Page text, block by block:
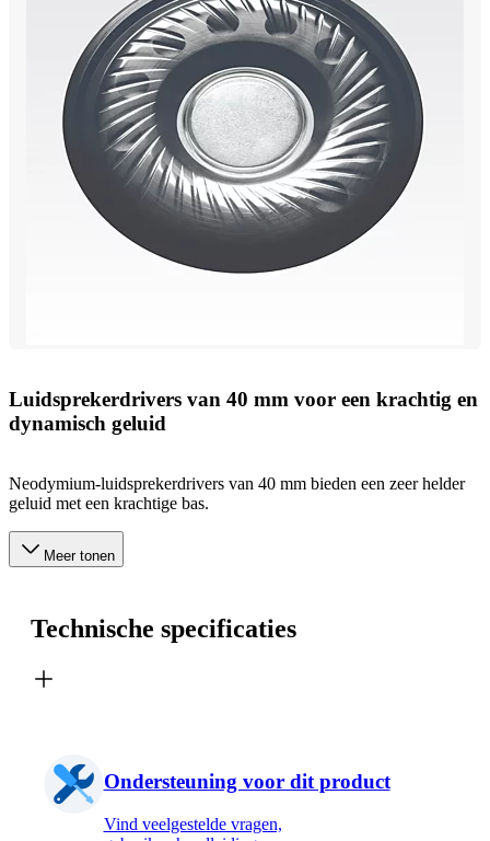
Luidsprekerdrivers van 40 mm voor een krachtig en
dynamisch geluid
Neodymium-luidsprekerdrivers van 40 mm bieden een zeer helder
geluid met een krachtige bas.
Meer tonen
Technische specificaties
Ondersteuning voor dit product
Vind veelgestelde vragen,